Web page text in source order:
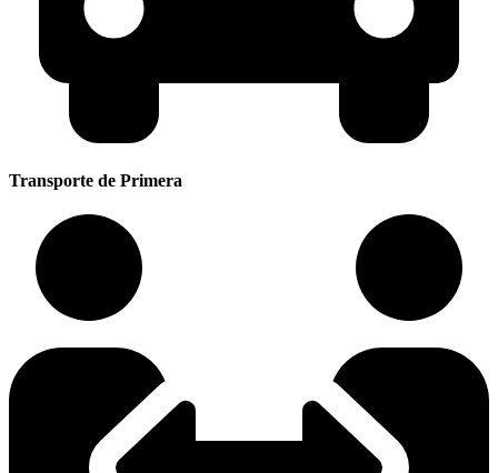
Transporte de Primera